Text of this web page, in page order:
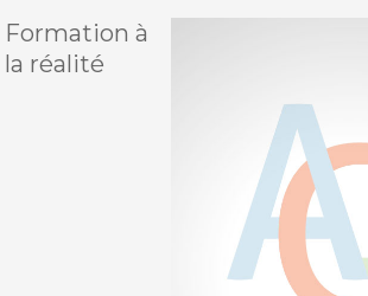
Formation à
la réalité